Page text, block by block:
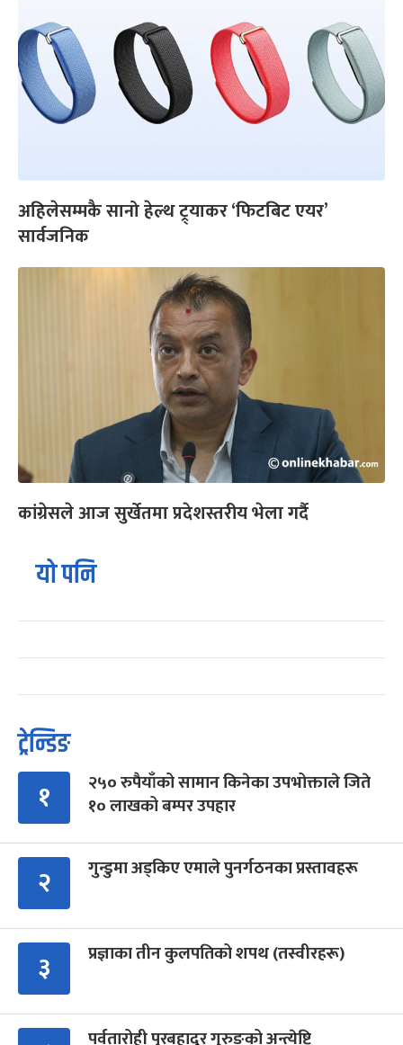
अहिलेसम्मकै सानो हेल्थ ट्र्याकर ‘फिटबिट एयर’
सार्वजनिक
कांग्रेसले आज सुर्खेतमा प्रदेशस्तरीय भेला गर्दै
यो पनि
ट्रेन्डिङ
१
२५० रुपैयाँको सामान किनेका उपभोक्ताले जिते
१० लाखको बम्पर उपहार
२ गुन्डुमा अड्किए एमाले पुनर्गठनका प्रस्तावहरू
३ प्रज्ञाका तीन कुलपतिको शपथ (तस्वीरहरू)